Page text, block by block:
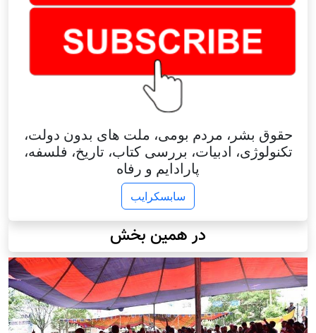
حقوق بشر، مردم بومی، ملت های بدون دولت،
تکنولوژی، ادبیات، بررسی کتاب، تاریخ، فلسفه،
پارادایم و رفاه
سابسکرایب
در همین بخش